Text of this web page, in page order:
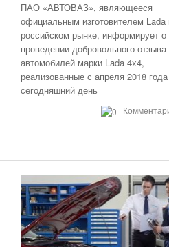
ПАО «АВТОВАЗ», являющееся
официальным изготовителем Lada
российском рынке, информирует о
проведении добровольного
автомобилей марки Lada 4х4,
реализованные с апреля 2018
сегодняшний день